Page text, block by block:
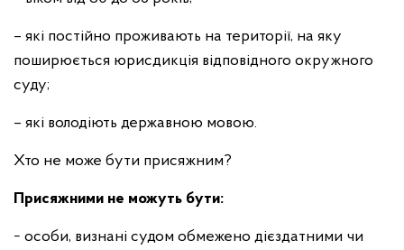
– які постійно проживають на території, на яку
поширюється юрисдикція відповідного окружного
суду;
– які володіють державною мовою.
Хто не може бути присяжним?
Присяжними не можуть бути:
− особи, визнані судом обмежено дієздатними чи